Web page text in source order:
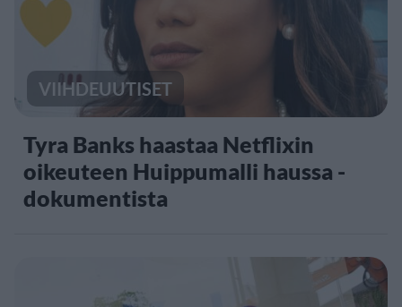
VIIHDEUUTISET
Tyra Banks haastaa Netflixin
oikeuteen Huippumalli haussa -
dokumentista